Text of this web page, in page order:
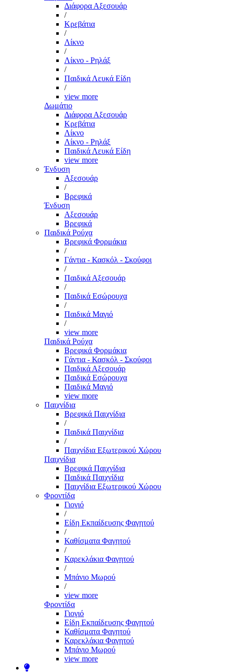
Διάφορα Αξεσουάρ
/
Κρεβάτια
/
Λίκνο
/
Λίκνο - Ρηλάξ
/
Παιδικά Λευκά Είδη
/
view more
Δωμάτιο
Διάφορα Αξεσουάρ
Κρεβάτια
Λίκνο
Λίκνο - Ρηλάξ
Παιδικά Λευκά Είδη
view more
Ένδυση
Αξεσουάρ
/
Βρεφικά
Ένδυση
Αξεσουάρ
Βρεφικά
Παιδικά Ρούχα
Βρεφικά Φορμάκια
/
Γάντια - Κασκόλ - Σκούφοι
/
Παιδικά Αξεσουάρ
/
Παιδικά Εσώρουχα
/
Παιδικά Μαγιό
/
view more
Παιδικά Ρούχα
Βρεφικά Φορμάκια
Γάντια - Κασκόλ - Σκούφοι
Παιδικά Αξεσουάρ
Παιδικά Εσώρουχα
Παιδικά Μαγιό
view more
Παιχνίδια
Βρεφικά Παιχνίδια
/
Παιδικά Παιχνίδια
/
Παιχνίδια Εξωτερικού Χώρου
Παιχνίδια
Βρεφικά Παιχνίδια
Παιδικά Παιχνίδια
Παιχνίδια Εξωτερικού Χώρου
Φροντίδα
Γιογιό
/
Είδη Εκπαίδευσης Φαγητού
/
Καθίσματα Φαγητού
/
Καρεκλάκια Φαγητού
/
Μπάνιο Μωρού
/
view more
Φροντίδα
Γιογιό
Είδη Εκπαίδευσης Φαγητού
Καθίσματα Φαγητού
Καρεκλάκια Φαγητού
Μπάνιο Μωρού
view more